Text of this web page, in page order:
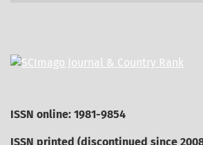
ISSN online: 1981-9854
ISSN printed (discontinued since